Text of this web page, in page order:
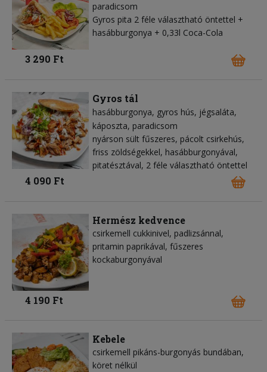
paradicsom
Gyros pita 2 féle választható öntettel +
hasábburgonya + 0,33l Coca-Cola
3 290 Ft
Gyros tál
hasábburgonya gyros hús jégsaláta
káposzta paradicsom
nyárson sült fűszeres, pácolt csirkehús,
friss zöldségekkel, hasábburgonyával,
pitatésztával, 2 féle választható öntettel
4 090 Ft
Hermész kedvence
csirkemell cukkinivel, padlizsánnal,
pritamin paprikával, fűszeres
kockaburgonyával
4 190 Ft
Kebele
csirkemell pikáns-burgonyás bundában,
köret nélkül